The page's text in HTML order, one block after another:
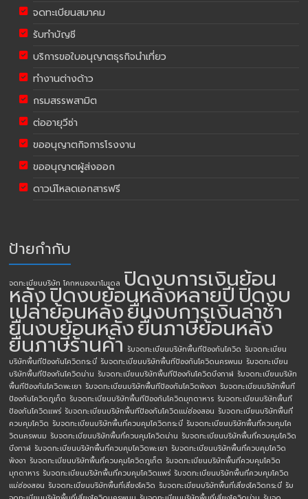
จดทะเบียนสมาคม
รับทำบัญชี
บริการขอใบอนุญาตธุรกิจนำเที่ยว
ทำงานต่างด้าว
กรมสรรพสามิต
ต่ออายุวีซ่า
ขออนุญาตกิจการโรงงาน
ขออนุญาตผู้ส่งออก
ดาวน์โหลดเอกสารฟรี
ป้ายกำกับ
จดทะเบียนบริษัท โคกหนองนาโมเดล ปิดงบการเงินย้อน
หลังปิดงบย้อนหลังหลายปีปิดงบ
เปล่าย้อนหลังยื่นงบการเงินล่าช้า
ยื่นงบย้อนหลังยื่นภาษีย้อนหลัง
ยื่นภาษีร้านค้า รับจดทะเบียนบริษัทพื้นทีป้องกันโควิด รับจดทะเบียน
บริษัทพื้นทีป้องกันโควิดกระบี่ รับจดทะเบียนบริษัทพื้นทีป้องกันโควิดนครพนม รับจดทะเบียน
บริษัทพื้นทีป้องกันโควิดน่าน รับจดทะเบียนบริษัทพื้นทีป้องกันโควิดบึงกาฬ รับจดทะเบียนบริษัท
พื้นทีป้องกันโควิดพะเยา รับจดทะเบียนบริษัทพื้นทีป้องกันโควิดพังงา รับจดทะเบียนบริษัทพื้นที
ป้องกันโควิดภูเก็ต รับจดทะเบียนบริษัทพื้นทีป้องกันโควิดมุกดาหาร รับจดทะเบียนบริษัทพื้นที
ป้องกันโควิดแพร่ รับจดทะเบียนบริษัทพื้นทีป้องกันโควิดแม่ฮ่องสอน รับจดทะเบียนบริษัทพื้นที่
ควบคุมโควิด รับจดทะเบียนบริษัทพื้นที่ควบคุมโควิดกระบี่ รับจดทะเบียนบริษัทพื้นที่ควบคุมโค
วิดนครพนม รับจดทะเบียนบริษัทพื้นที่ควบคุมโควิดน่าน รับจดทะเบียนบริษัทพื้นที่ควบคุมโควิด
บึงกาฬ รับจดทะเบียนบริษัทพื้นที่ควบคุมโควิดพะเยา รับจดทะเบียนบริษัทพื้นที่ควบคุมโควิด
พังงา รับจดทะเบียนบริษัทพื้นที่ควบคุมโควิดภูเก็ต รับจดทะเบียนบริษัทพื้นที่ควบคุมโควิด
มุกดาหาร รับจดทะเบียนบริษัทพื้นที่ควบคุมโควิดแพร่ รับจดทะเบียนบริษัทพื้นที่ควบคุมโควิด
แม่ฮ่องสอน รับจดทะเบียนบริษัทพื้นที่เสี่ยงโควิด รับจดทะเบียนบริษัทพื้นที่เสี่ยงโควิดกระบี่ รับ